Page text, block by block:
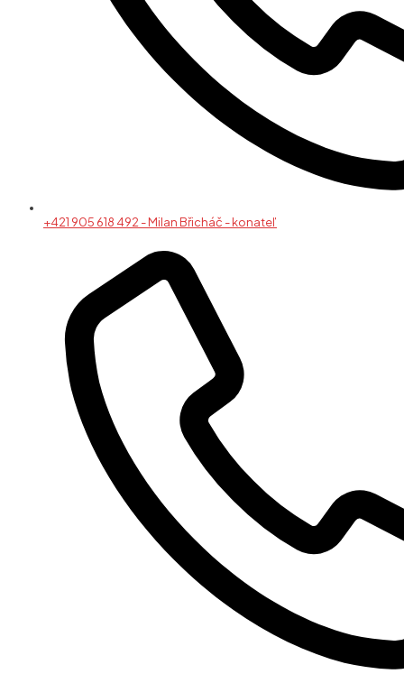
+421 905 618 492 - Milan Břicháč - konateľ